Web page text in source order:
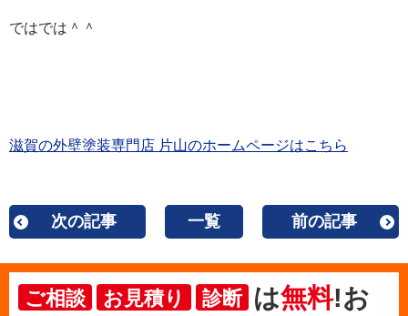
ではでは＾＾
滋賀の外壁塗装専門店 片山のホームページはこちら
次の記事 一覧 前の記事
ご相談 お見積り 診断 は無料!お